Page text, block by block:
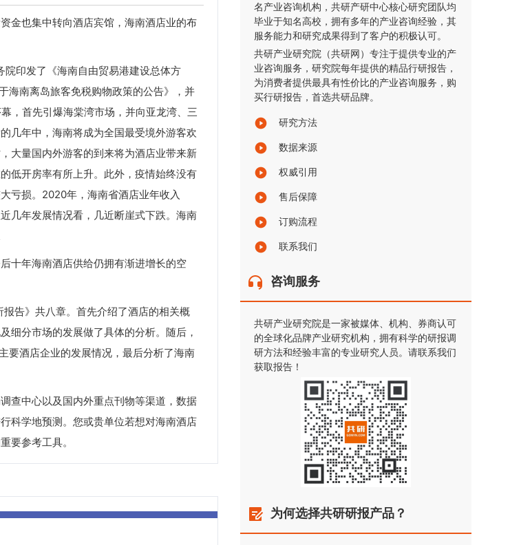
金也集中转向酒店宾馆，海南酒店业的布
印发了《海南自由贸易港建设总体方
海南离岛旅客免税购物政策的公告》，并
，首先引爆海棠湾市场，并向亚龙湾、三
几年中，海南将成为全国最受境外游客欢
大量国内外游客的到来将为酒店业带来新
低开房率有所上升。此外，疫情始终没有
亏损。2020年，海南省酒店业年收入
几年发展情况看，几近断崖式下跌。海南
十年海南酒店供给仍拥有渐进增长的空
告》共八章。首先介绍了酒店的相关概
细分市场的发展做了具体的分析。随后，
要酒店企业的发展情况，最后分析了海南
查中心以及国内外重点刊物等渠道，数据
科学地预测。您或贵单位若想对海南酒店
要参考工具。
名产业咨询机构，共研产研中心核心研究团队均
毕业于知名高校，拥有多年的产业咨询经验，其
服务能力和研究成果得到了客户的积极认可。
共研产业研究院（共研网）专注于提供专业的产
业咨询服务，研究院每年提供的精品行研报告，
为消费者提供最具有性价比的产业咨询服务，购
买行研报告，首选共研品牌。
研究方法
数据来源
权威引用
售后保障
订购流程
联系我们
咨询服务
共研产业研究院是一家被媒体、机构、券商认可
的全球化品牌产业研究机构，拥有科学的研报调
研方法和经验丰富的专业研究人员。请联系我们
获取报告！
为何选择共研研报产品？